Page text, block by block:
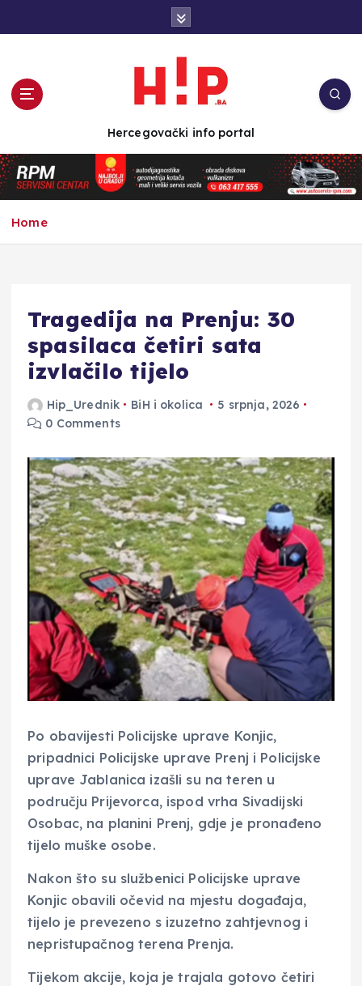
n
t
e
Hercegovački info portal
Home
Tragedija na Prenju: 30
spasilaca četiri sata
izvlačilo tijelo
Hip_Urednik BiH i okolica
5 srpnja, 2026
0 Comments
Po obavijesti Policijske uprave Konjic,
pripadnici Policijske uprave Prenj i Policijske
uprave Jablanica izašli su na teren u
području Prijevorca, ispod vrha Sivadijski
Osobac, na planini Prenj, gdje je pronađeno
tijelo muške osobe.
Nakon što su službenici Policijske uprave
Konjic obavili očevid na mjestu događaja,
tijelo je prevezeno s izuzetno zahtjevnog i
nepristupačnog terena Prenja.
Tijekom akcije, koja je trajala gotovo četiri